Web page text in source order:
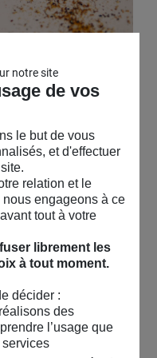
notre site
de vos
le but de vous
et d'effectuer
relation et le
engageons à ce
tout à votre
librement les
à tout moment.
décider :
des
l’usage que